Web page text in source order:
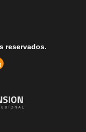
reservados.